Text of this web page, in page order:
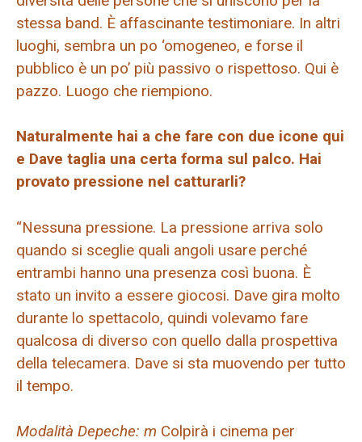
stessa band. È affascinante testimoniare. In altri
luoghi, sembra un po ‘omogeneo, e forse il
pubblico è un po’ più passivo o rispettoso. Qui è
pazzo. Luogo che riempiono.
Naturalmente hai a che fare con due icone qui
e Dave taglia una certa forma sul palco. Hai
provato pressione nel catturarli?
“Nessuna pressione. La pressione arriva solo
quando si sceglie quali angoli usare perché
entrambi hanno una presenza così buona. È
stato un invito a essere giocosi. Dave gira molto
durante lo spettacolo, quindi volevamo fare
qualcosa di diverso con quello dalla prospettiva
della telecamera. Dave si sta muovendo per tutto
il tempo.
Modalità Depeche: m Colpirà i cinema per